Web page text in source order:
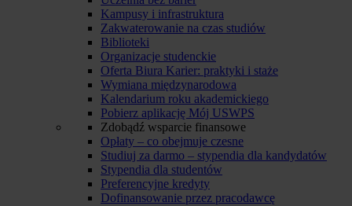
Kampusy i infrastruktura
Zakwaterowanie na czas studiów
Biblioteki
Organizacje studenckie
Oferta Biura Karier: praktyki i staże
Wymiana międzynarodowa
Kalendarium roku akademickiego
Pobierz aplikację Mój USWPS
Zdobądź wsparcie finansowe
Opłaty – co obejmuje czesne
Studiuj za darmo – stypendia dla kandydatów
Stypendia dla studentów
Preferencyjne kredyty
Dofinansowanie przez pracodawcę